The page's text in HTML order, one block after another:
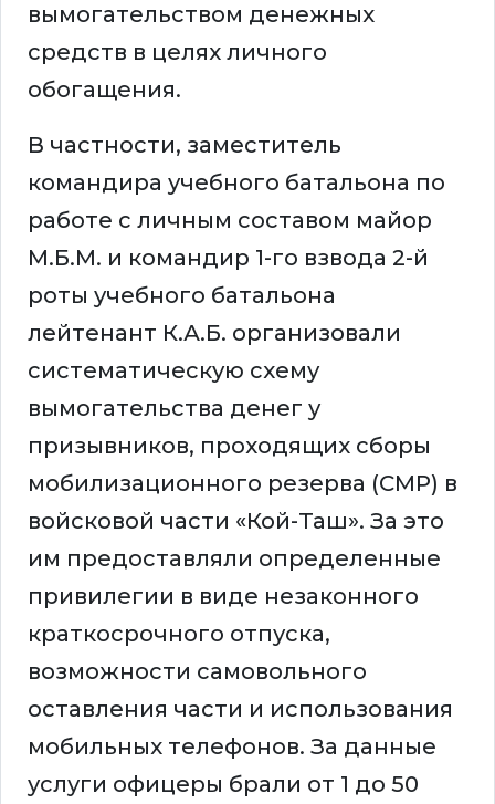
вымогательством денежных
средств в целях личного
обогащения.
В частности, заместитель
командира учебного батальона по
работе с личным составом майор
М.Б.М. и командир 1-го взвода 2-й
роты учебного батальона
лейтенант К.А.Б. организовали
систематическую схему
вымогательства денег у
призывников, проходящих сборы
мобилизационного резерва (СМР) в
войсковой части «Кой-Таш». За это
им предоставляли определенные
привилегии в виде незаконного
краткосрочного отпуска,
возможности самовольного
оставления части и использования
мобильных телефонов. За данные
услуги офицеры брали от 1 до 50